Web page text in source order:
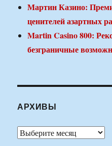
Мартин Казино:
ценителей азартных
Martin Casino 800:
безграничные
АРХИВЫ
Архивы